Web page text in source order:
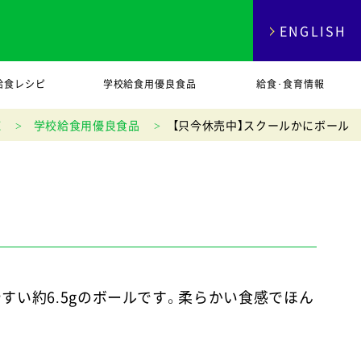
食レシピ 学校給食用優良食品 給食･食育情報
ENGLISH
学校給食用優良食品 【只今休売中】スクールかにボール
い約6.5gのボールです。柔らかい食感でほん